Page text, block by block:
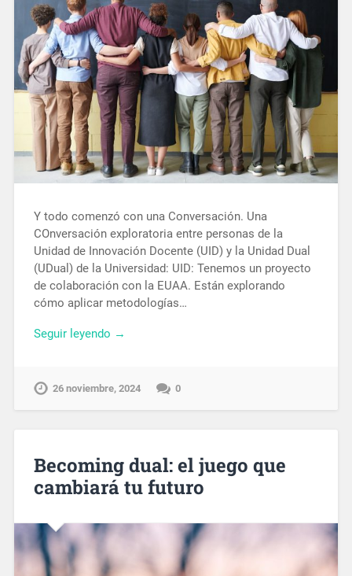
Y todo comenzó con una Conversación. Una
COnversación exploratoria entre personas de la
Unidad de Innovación Docente (UID) y la Unidad Dual
(UDual) de la Universidad: UID: Tenemos un proyecto
de colaboración con la EUAA. Están explorando
cómo aplicar metodologías…
Seguir leyendo →
26 noviembre, 2024 0
Becoming dual: el juego que
cambiará tu futuro